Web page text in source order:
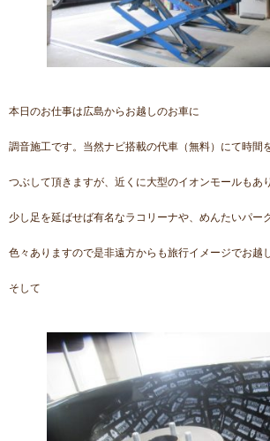
本日のお仕事は広島からお越しのお車に
調音施工です。当然ナビ搭載の代車（無料）にて時間
つぶして頂きますが、近くに大型のイオンモールもあり
少し足を延ばせば有名なラコリーナや、めんたいパー
色々ありますので是非遠方からも旅行イメージでお越
そして